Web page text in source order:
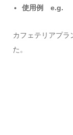
使用例 e.g.
カフェテリアプラ
た。